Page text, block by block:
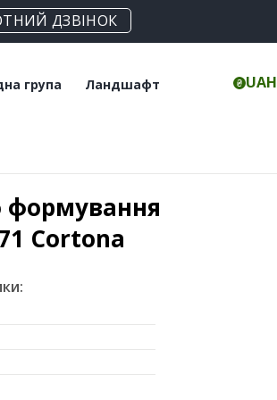
ДЗВІНОК
група
сходи
Ландшафт
Елементи для забору
UAH
формування
Cortona